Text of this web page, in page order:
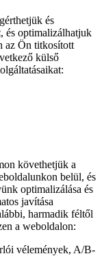
és
és optimalizálhatjuk
az Ön titkosított
külső
követhetjük a
belül, és
optimalizálása és
javítása
harmadik féltől
a weboldalon:
vélemények, A/B-